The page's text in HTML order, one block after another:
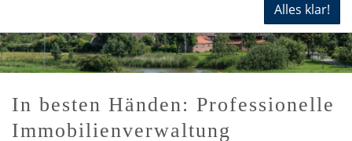
In besten Händen: Professionelle
Immobilienverwaltung
Alles klar!